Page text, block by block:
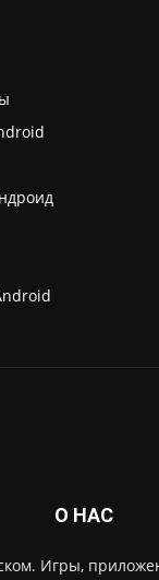
О НАС
Игры,